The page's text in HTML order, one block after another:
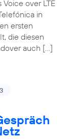
over LTE
in
ersten
die diesen
auch […]